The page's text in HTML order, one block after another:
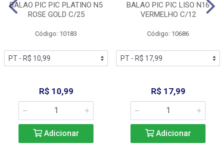
BALAO PIC PIC PLATINO N5
ROSE GOLD C/25
Código: 10183
R$ 10,99
Adicionar
BALAO PIC PIC LISO N16
VERMELHO C/12
Código: 10686
R$ 17,99
Adicionar